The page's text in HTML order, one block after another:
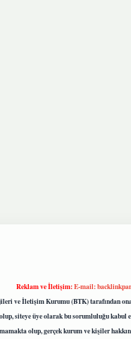
Reklam ve İletişim:E-mail:
ve İletişim Kurumu (BTK) tarafından
siteye üye olarak bu sorumluluğu kabul
olup, gerçek kurum ve kişiler